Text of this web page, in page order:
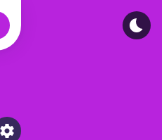
Authorization